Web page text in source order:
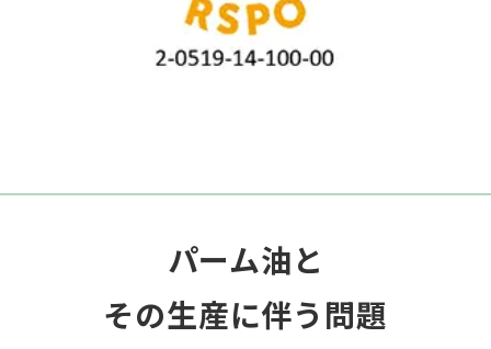
パーム油と
その生産に伴う問題